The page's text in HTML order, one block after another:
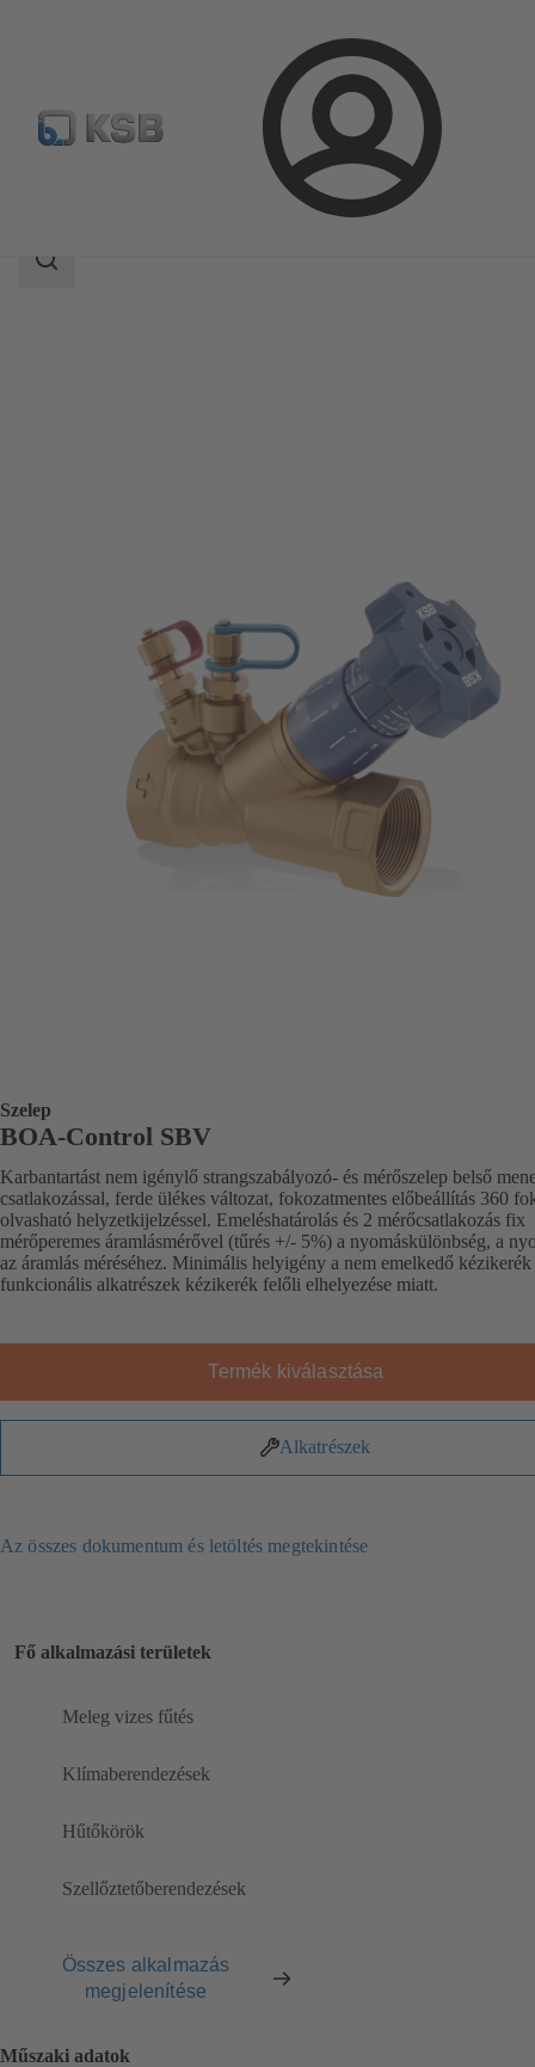
Bejelentkezés
Termékkatalógus BOA-Control SBV
Keresési
Szelep
BOA-Control SBV
Karbantartást nem igénylő strangszabályozó- és mérőszelep belső
csatlakozással, ferde ülékes változat, fokozatmentes előbeállítás 360
olvasható helyzetkijelzéssel. Emeléshatárolás és 2 mérőcsatlakozás fix
mérőperemes áramlásmérővel (tűrés +/- 5%) a nyomáskülönbség, a
az áramlás méréséhez. Minimális helyigény a nem emelkedő kézikerék
funkcionális alkatrészek kézikerék felőli elhelyezése miatt.
Termék kiválasztása
Alkatrészek
Az összes dokumentum és letöltés megtekintése
Fő alkalmazási területek
Meleg vizes fűtés
Klímaberendezések
Hűtőkörök
Szellőztetőberendezések
Összes alkalmazás
megjelenítése
Műszaki adatok